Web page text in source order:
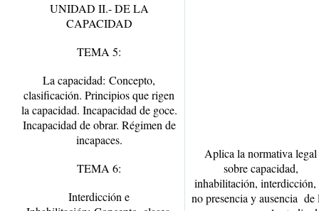
UNIDAD II.- DE LA
CAPACIDAD
TEMA 5:
La capacidad: Concepto,
clasificación. Principios que rigen
la capacidad. Incapacidad de goce.
Incapacidad de obrar. Régimen de
incapaces.
TEMA 6:
Interdicción e
Aplica la normativa legal
sobre capacidad,
inhabilitación, interdicción,
no presencia y ausencia de